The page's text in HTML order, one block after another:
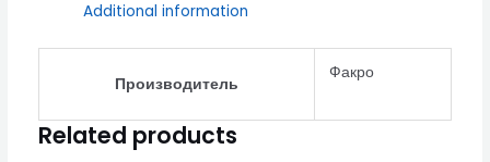
Additional information
Производитель
Факро
Related products